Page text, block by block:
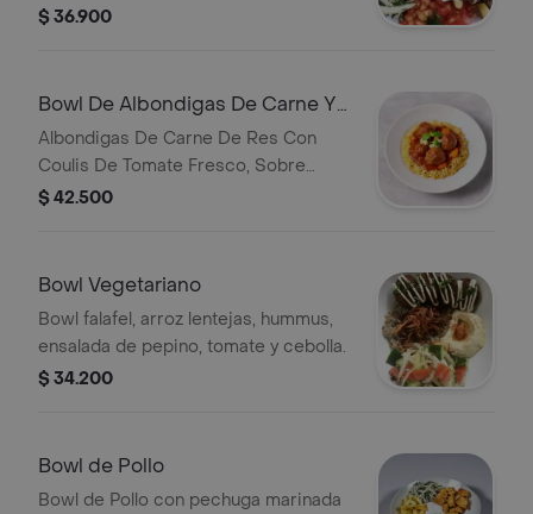
cebolla y perejil.
$ 36.900
Bowl De Albondigas De Carne Y
Marmaon
Albondigas De Carne De Res Con
Coulis De Tomate Fresco, Sobre
Cama De Marmaon (Semola De Trigo).
$ 42.500
Bowl Vegetariano
Bowl falafel, arroz lentejas, hummus,
ensalada de pepino, tomate y cebolla.
$ 34.200
Bowl de Pollo
Bowl de Pollo con pechuga marinada